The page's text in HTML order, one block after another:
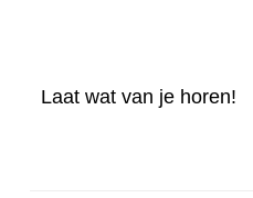
Laat wat van je horen!